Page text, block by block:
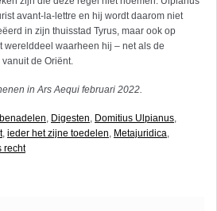
avant-la-lettre en hij wordt daarom niet
in zijn thuisstad Tyrus, maar ook op
werelddeel waarheen hij – net als de
de Oriënt.
in Ars Aequi februari 2022.
, Digesten, Domitius Ulpianus,
, ieder het zijne toedelen, Metajuridica,
recht